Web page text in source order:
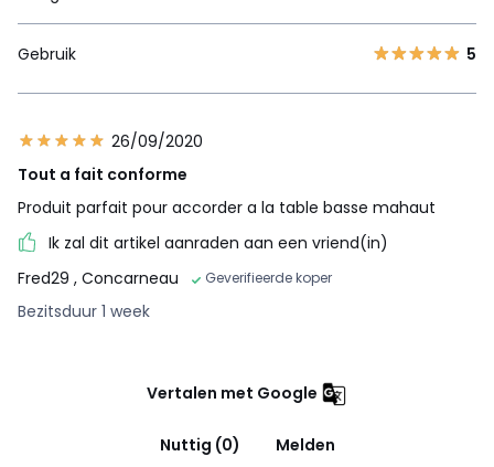
Gebruik 5
26/09/2020
Tout a fait conforme
Produit parfait pour accorder a la table basse mahaut
Ik zal dit artikel aanraden aan een vriend(in)
Fred29 , Concarneau Geverifieerde koper
Bezitsduur 1 week
Vertalen met Google
Nuttig (0)
Melden